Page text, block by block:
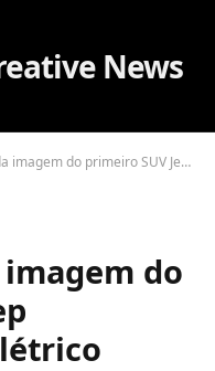
do primeiro SUV Jeep integralmente elétrico
do